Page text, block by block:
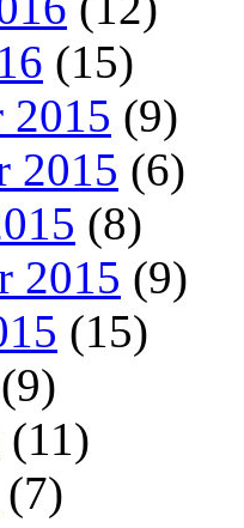
(15)
2015 (9)
2015 (6)
(8)
2015 (9)
(15)
(9)
(11)
(7)